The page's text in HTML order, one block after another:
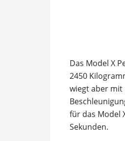
Das Model X
2450
wiegt aber mit
für das Model
Sekunden.